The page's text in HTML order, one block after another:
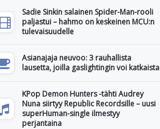
Sadie Sinkin salainen Spider-Man-rooli
paljastui – hahmo on keskeinen MCU:n
tulevaisuudelle
Asianajaja neuvoo: 3 rauhallista
lausetta, joilla gaslightingin voi katkaista
KPop Demon Hunters -tähti Audrey
Nuna siirtyy Republic Recordsille – uusi
superHuman-single ilmestyy
perjantaina